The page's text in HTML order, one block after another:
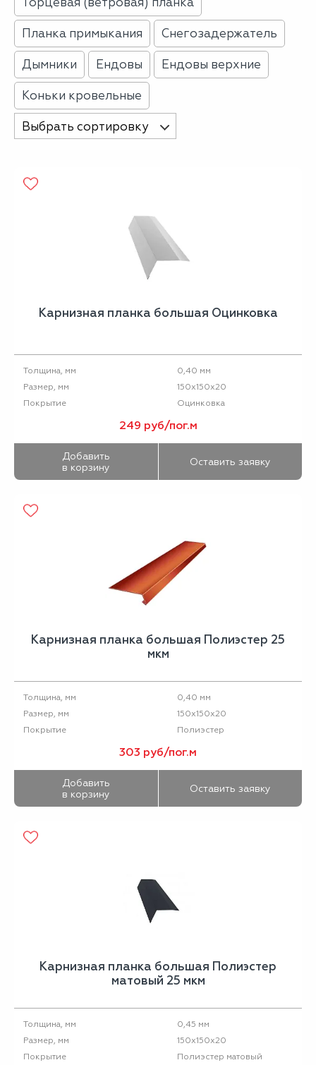
Планка примыкания Снегозадержатель
Дымники Ендовы Ендовы верхние
Коньки кровельные
Выбрать сортировку
Карнизная планка большая Оцинковка
Толщина, мм
0,40 мм
Размер, мм
150х150х20
Покрытие
Оцинковка
249 руб/пог.м
Добавить
в корзину
Оставить заявку
Карнизная планка большая Полиэстер 25
мкм
Толщина, мм
0,40 мм
Размер, мм
150х150х20
Покрытие
Полиэстер
303 руб/пог.м
Добавить
в корзину
Оставить заявку
Карнизная планка большая Полиэстер
матовый 25 мкм
Толщина, мм
0,45 мм
Размер, мм
150х150х20
Покрытие
Полиэстер матовый